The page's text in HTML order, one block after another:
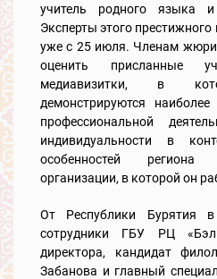
учитель родного языка
Эксперты этого
уже с 25 июля. Членам жюри
оценить присланные
медиавизитки, в
демонстрируются
профессиональной
индивидуальности в
особенностей региона
организации, в которой он
От Республики Бурятия
сотрудники ГБУ РЦ
директора, кандидат
Забанова и главный